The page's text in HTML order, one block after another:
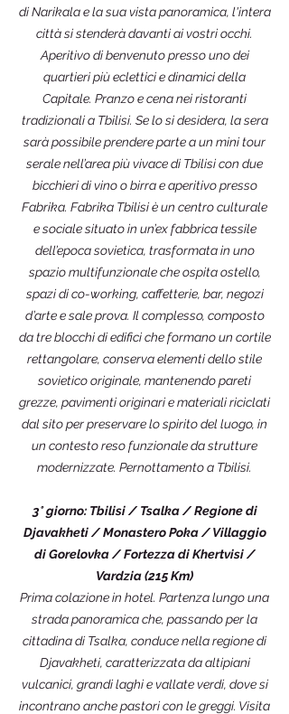
di Narikala e la sua vista panoramica, l'intera
città si stenderà davanti ai vostri occhi.
Aperitivo di benvenuto presso uno dei
quartieri più eclettici e dinamici della
Capitale. Pranzo e cena nei ristoranti
tradizionali a Tbilisi. Se lo si desidera, la sera
sarà possibile prendere parte a un mini tour
serale nell’area più vivace di Tbilisi con due
bicchieri di vino o birra e aperitivo presso
Fabrika. Fabrika Tbilisi è un centro culturale
e sociale situato in un’ex fabbrica tessile
dell’epoca sovietica, trasformata in uno
spazio multifunzionale che ospita ostello,
spazi di co-working, caffetterie, bar, negozi
d’arte e sale prova. Il complesso, composto
da tre blocchi di edifici che formano un cortile
rettangolare, conserva elementi dello stile
sovietico originale, mantenendo pareti
grezze, pavimenti originari e materiali riciclati
dal sito per preservare lo spirito del luogo, in
un contesto reso funzionale da strutture
modernizzate. Pernottamento a Tbilisi.
3° giorno: Tbilisi / Tsalka / Regione di
Djavakheti / Monastero Poka / Villaggio
di Gorelovka / Fortezza di Khertvisi /
Vardzia (215 Km)
Prima colazione in hotel. Partenza lungo una
strada panoramica che, passando per la
cittadina di Tsalka, conduce nella regione di
Djavakheti, caratterizzata da altipiani
vulcanici, grandi laghi e vallate verdi, dove si
incontrano anche pastori con le greggi. Visita